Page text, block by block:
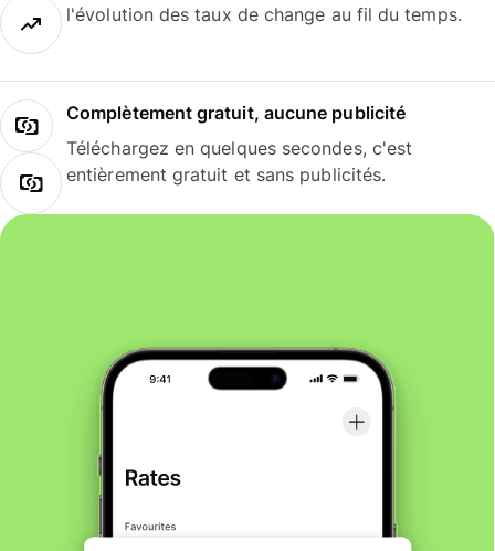
l'évolution des taux de change au fil du temps.
Complètement gratuit, aucune publicité
Téléchargez en quelques secondes, c'est
entièrement gratuit et sans publicités.